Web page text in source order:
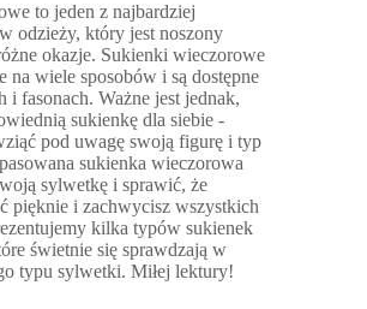
to jeden z najbardziej
odzieży, który jest noszony
okazje. Sukienki wieczorowe
na wiele sposobów i są dostępne
i fasonach. Ważne jest jednak,
sukienkę dla siebie -
pod uwagę swoją figurę i typ
sukienka wieczorowa
sylwetkę i sprawić, że
pięknie i zachwycisz wszystkich
kilka typów sukienek
świetnie się sprawdzają w
typu sylwetki. Miłej lektury!